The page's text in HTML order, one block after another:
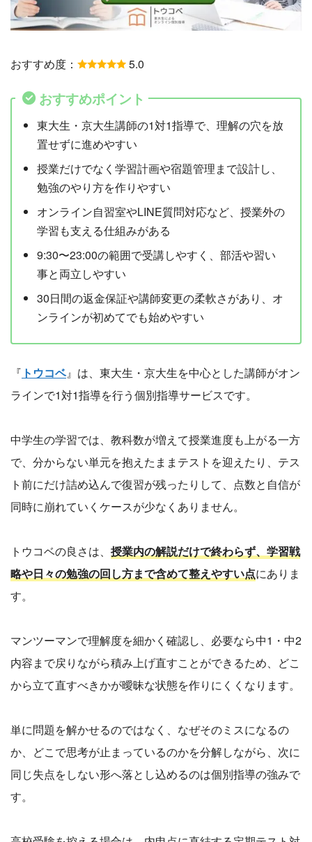
おすすめ度： 5.0
おすすめポイント
東大生・京大生講師の1対1指導で、理解の穴を放
置せずに進めやすい
授業だけでなく学習計画や宿題管理まで設計し、
勉強のやり方を作りやすい
オンライン自習室やLINE質問対応など、授業外の
学習も支える仕組みがある
9:30〜23:00の範囲で受講しやすく、部活や習い
事と両立しやすい
30日間の返金保証や講師変更の柔軟さがあり、オ
ンラインが初めてでも始めやすい
『 トウコベ』は、東大生・京大生を中心とした講師がオン
ラインで1対1指導を行う個別指導サービスです。
中学生の学習では、教科数が増えて授業進度も上がる一方
で、分からない単元を抱えたままテストを迎えたり、テス
ト前にだけ詰め込んで復習が残ったりして、点数と自信が
同時に崩れていくケースが少なくありません。
トウコベの良さは、 授業内の解説だけで終わらず、学習戦
略や日々の勉強の回し方まで含めて整えやすい点にありま
す。
マンツーマンで理解度を細かく確認し、必要なら中1・中2
内容まで戻りながら積み上げ直すことができるため、どこ
から立て直すべきかが曖昧な状態を作りにくくなります。
単に問題を解かせるのではなく、なぜそのミスになるの
か、どこで思考が止まっているのかを分解しながら、次に
同じ失点をしない形へ落とし込めるのは個別指導の強みで
す。